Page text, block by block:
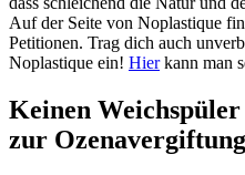
Auf der Seite von Noplastique
Petitionen. Trag dich auch
Noplastique ein! Hierkann man
Keinen
zur